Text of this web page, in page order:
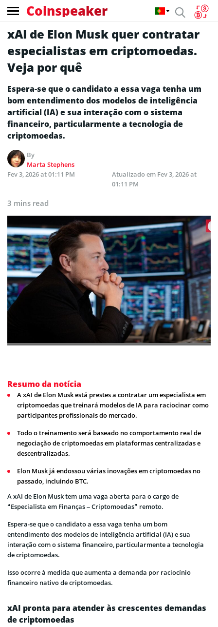
Coinspeaker
xAI de Elon Musk quer contratar
especialistas em criptomoedas.
Veja por quê
Espera-se que o candidato a essa vaga tenha um
bom entendimento dos modelos de inteligência
artificial (IA) e sua interação com o sistema
financeiro, particularmente a tecnologia de
criptomoedas.
By
Marta Stephens
Fev 3, 2026 at 01:11 PM
Atualizado em Fev 3, 2026 at
01:11 PM
3 mins read
Resumo da notícia
A xAI de Elon Musk está prestes a contratar um especialista em
criptomoedas que treinará modelos de IA para raciocinar como
participantes profissionais do mercado.
Todo o treinamento será baseado no comportamento real de
negociação de criptomoedas em plataformas centralizadas e
descentralizadas.
Elon Musk já endossou várias inovações em criptomoedas no
passado, incluindo BTC.
A xAI de Elon Musk tem uma vaga aberta para o cargo de
“Especialista em Finanças – Criptomoedas” remoto.
Espera-se que o candidato a essa vaga tenha um bom
entendimento dos modelos de inteligência artificial (IA) e sua
interação com o sistema financeiro, particularmente a tecnologia
de criptomoedas.
Isso ocorre à medida que aumenta a demanda por raciocínio
financeiro nativo de criptomoedas.
xAI pronta para atender às crescentes demandas
de criptomoedas